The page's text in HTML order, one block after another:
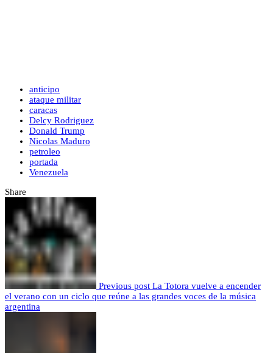
anticipo
ataque militar
caracas
Delcy Rodriguez
Donald Trump
Nicolas Maduro
petroleo
portada
Venezuela
Share
Previous post La Totora vuelve a encender
el verano con un ciclo que reúne a las grandes voces de la música
argentina